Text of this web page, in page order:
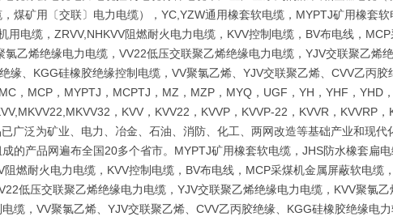
煤矿用〔交联〕电力电缆），YC,YZW通用橡套软电缆，MYPTJ矿用橡套
用电缆，ZRVV,NHKVV阻燃耐火电力电缆，KVV控制电缆，BV布电线，
氯乙烯绝缘电力电缆，VV22低压交联聚乙烯绝缘电力电缆，YJV交联聚乙烯
缘、KGG硅橡胶绝缘控制电缆，VV聚氯乙烯、YJV交联聚乙烯、CVV乙丙
，MCP，MYPTJ，MCPTJ，MZ，MZP，MYQ，UGF，YH，YHF，YHD
，KVV，KVV22，KVVP，KVVP-22，KVVR，KVVRP
广泛为矿业、电力、冶金、石油、消防、化工、两网改造等基础产业和现
的产品网遍布全国20多个省市。MYPTJ矿用橡套软电缆，JHS防水橡套扁
阻燃耐火电力电缆，KVV控制电缆，BV布电线，MCP采煤机金属屏蔽软电
低压交联聚乙烯绝缘电力电缆，YJV交联聚乙烯绝缘电力电缆，KVV聚氯
缆，VV聚氯乙烯、YJV交联聚乙烯、CVV乙丙胶绝缘、KGG硅橡胶绝缘电